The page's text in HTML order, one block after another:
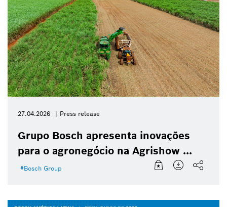
27.04.2026 Press release
Grupo Bosch apresenta inovações
para o agronegócio na Agrishow ...
Bosch Group